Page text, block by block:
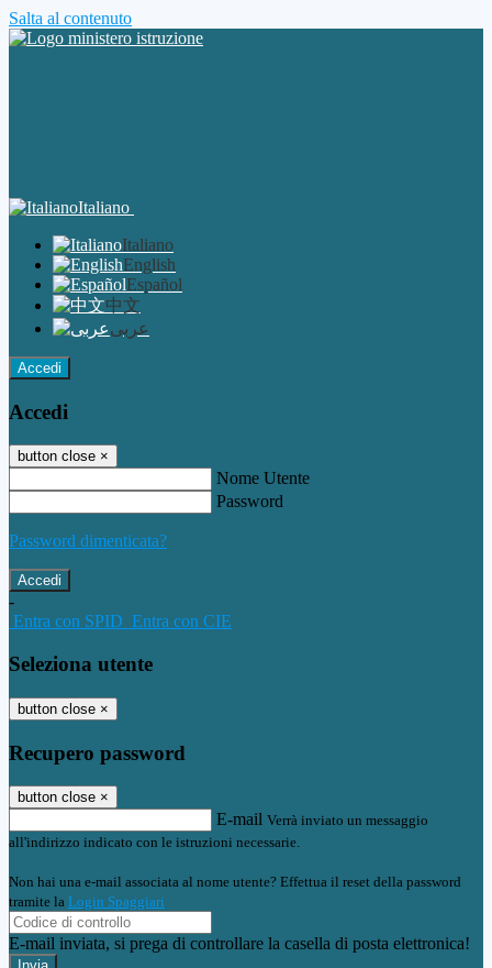
Salta al contenuto
Italiano
Italiano
English
Español
中文
عربى
Accedi
Accedi
button close ×
Nome Utente
Password
Password dimenticata?
-
Entra con SPID Entra con CIE
Seleziona utente
button close ×
Recupero password
button close ×
E-mail Verrà inviato un messaggio
all'indirizzo indicato con le istruzioni necessarie.
Non hai una e-mail associata al nome utente? Effettua il reset della password
tramite la Login Spaggiari
E-mail inviata, si prega di controllare la casella di posta elettronica!